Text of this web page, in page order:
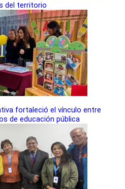
del territorio
fortaleció el vínculo entre
de educación pública